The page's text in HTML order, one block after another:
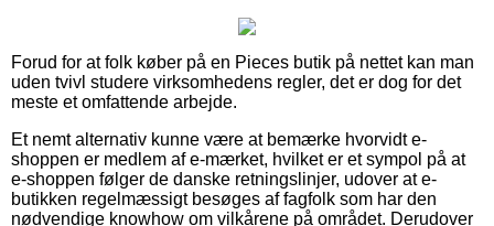
Forud for at folk køber på en Pieces butik på nettet kan man
uden tvivl studere virksomhedens regler, det er dog for det
meste et omfattende arbejde.
Et nemt alternativ kunne være at bemærke hvorvidt e-
shoppen er medlem af e-mærket, hvilket er et sympol på at
e-shoppen følger de danske retningslinjer, udover at e-
butikken regelmæssigt besøges af fagfolk som har den
nødvendige knowhow om vilkårene på området. Derudover